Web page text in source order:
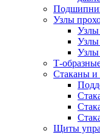
Узлы
Узлы
Т-
Стаканы и
Щиты